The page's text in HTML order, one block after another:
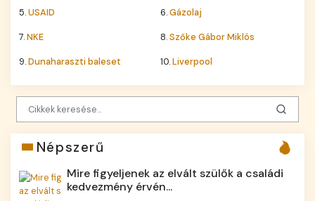
5.USAID 6.Gázolaj
7.NKE 8.Szőke Gábor Miklós
9.Dunaharaszti baleset 10.Liverpool
Népszerű
Mire figyeljenek az elvált szülők a családi
kedvezmény érvén...